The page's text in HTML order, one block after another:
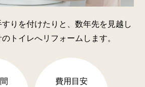
りを付けたりと、数年先を見越し
トイレへリフォームします。
費用目安